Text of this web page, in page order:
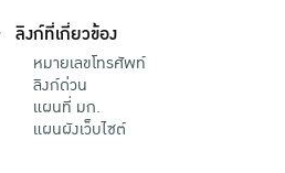
ลิงก์ที่เกี่ยวข้อง
หมายเลขโทรศัพท์
ลิงก์ด่วน
แผนที่ มก.
แผนผังเว็บไซต์